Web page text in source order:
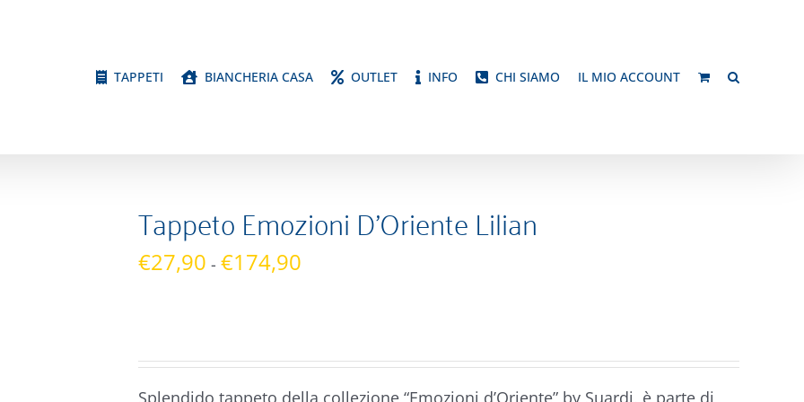
TAPPETI BIANCHERIA CASA OUTLET INFO CHI SIAMO IL MIO ACCOUNT
Tappeto Emozioni D’Oriente Lilian
€27,90 - €174,90
Splendido tappeto della collezione “Emozioni d’Oriente” by Suardi, è parte di